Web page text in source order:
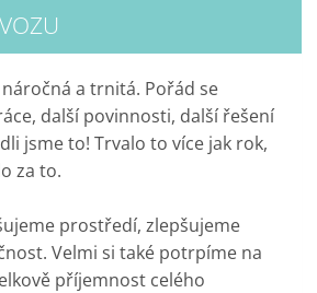
a trnitá. Pořád se
další povinnosti, další řešení
jsme to! Trvalo to více jak rok,
za to.
prostředí, zlepšujeme
Velmi si také potrpíme na
příjemnost celého